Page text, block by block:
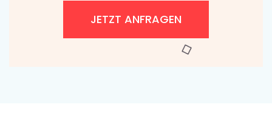
JETZT ANFRAGEN